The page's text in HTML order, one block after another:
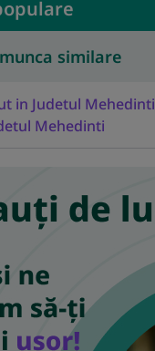
similare
in Judetul Mehedinti
Mehedinti